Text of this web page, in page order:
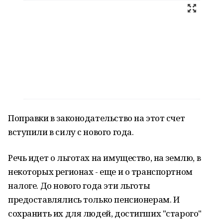
Поправки в законодательство на этот счет
вступили в силу с нового года.
Речь идет о льготах на имущество, на землю, в
некоторых регионах - еще и о транспортном
налоге. До нового года эти льготы
предоставлялись только пенсионерам. И
сохранить их для людей, достигших "старого"